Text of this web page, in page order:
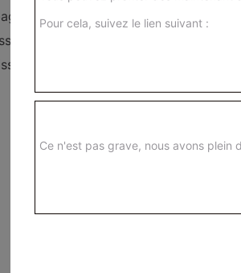
Nem
Nem dans
Ravioli
Pour cela, suivez le lien suivant :
Ce n'est pas grave, nous avons plein